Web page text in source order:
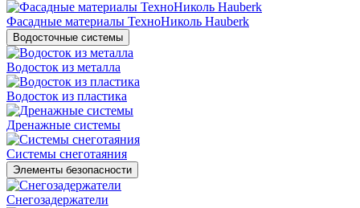
Фасадные материалы ТехноНиколь Hauberk
Водосточные системы
Водосток из металла
Водосток из пластика
Дренажные системы
Системы снеготаяния
Элементы безопасности
Снегозадержатели